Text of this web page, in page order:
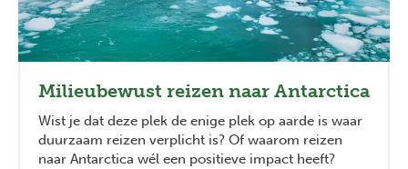
Milieubewust reizen naar Antarctica
Wist je dat deze plek de enige plek op aarde is waar
duurzaam reizen verplicht is? Of waarom reizen
naar Antarctica wél een positieve impact heeft?